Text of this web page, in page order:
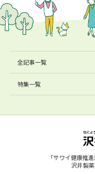
全記事一覧
特集一覧
「サワイ健康推
沢井製薬